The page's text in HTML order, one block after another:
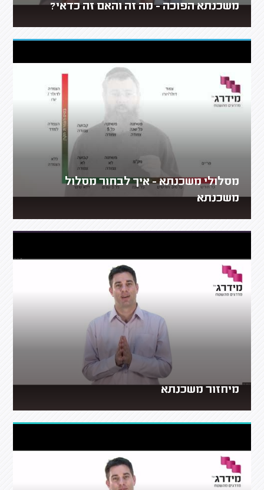
משכנתא הפוכה - מה זה והאם זה כדאי?
מסלולי משכנתא - איך לבחור מסלול
משכנתא
מיחזור משכנתא